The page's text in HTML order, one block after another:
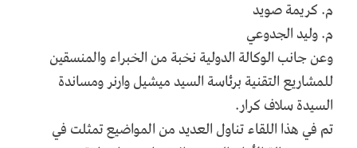
م. كريمة صويد
م. وليد الجدوعي
وعن جانب الوكالة الدولية نخبة من الخبراء والمنسقين
للمشاريع التقنية برئاسة السيد ميشيل وارنر ومساندة
السيدة سلاف كرار.
تم في هذا اللقاء تناول العديد من المواضيع تمثلت في